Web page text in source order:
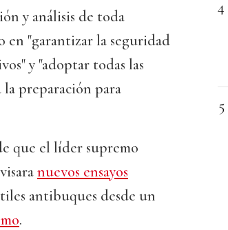
y análisis de toda
"garantizar la seguridad
y "adoptar todas las
preparación para
que el líder supremo
nuevos ensayos
antibuques desde un
.